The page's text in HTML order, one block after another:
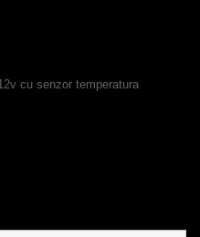
cu senzor temperatura